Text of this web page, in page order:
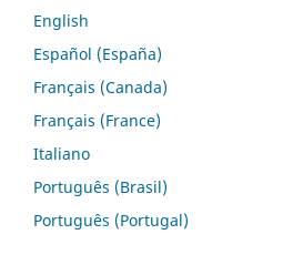
English
Español (España)
Français (Canada)
Français (France)
Italiano
Português (Brasil)
Português (Portugal)